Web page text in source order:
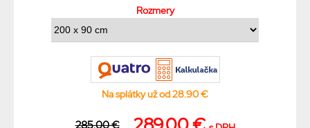
Rozmery
Na splátky už od 28.90 €
285.00 €